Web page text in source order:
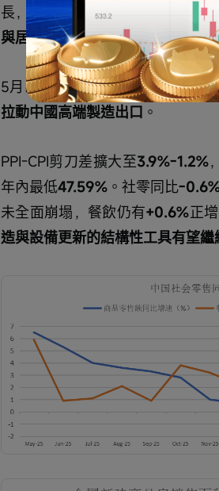
長，居民貸款合計連續兩月淨償
與居民存款搬家驅動，並不指向
5月出口同比+19.4%，核心驅動
拉動中國高端製造出口 。
PPI-CPI剪刀差擴大至3.9%-1.2%
年內最低47.59% 。社零同比-
未全面崩塌，餐飲仍有+0.6%正
造與設備更新的結構性工具有望繼